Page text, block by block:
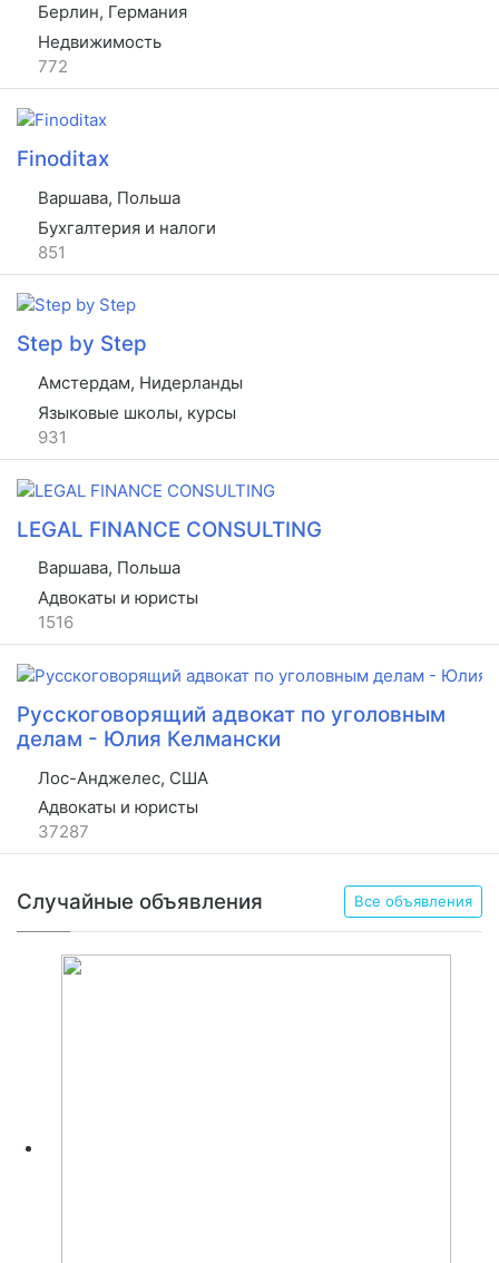
Берлин, Германия
Недвижимость
772
Finoditax
Варшава, Польша
Бухгалтерия и налоги
851
Step by Step
Амстердам, Нидерланды
Языковые школы, курсы
931
LEGAL FINANCE CONSULTING
Варшава, Польша
Адвокаты и юристы
1516
Русскоговорящий адвокат по уголовным
делам - Юлия Келмански
Лос-Анджелес, США
Адвокаты и юристы
37287
Случайные объявления Все объявления